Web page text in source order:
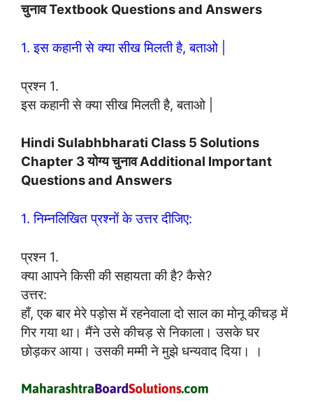
चुनाव Textbook Questions and Answers
1. इस कहानी से क्या सीख मिलती है, बताओ |
प्रश्न 1.
इस कहानी से क्या सीख मिलती है, बताओ |
Hindi Sulabhbharati Class 5 Solutions
Chapter 3 योग्‍य चुनाव Additional Important
Questions and Answers
1. निम्नलिखित प्रश्नों के उत्तर दीजिए:
प्रश्न 1.
क्या आपने किसी की सहायता की है? कैसे?
उत्तर:
हाँ, एक बार मेरे पड़ोस में रहनेवाला दो साल का मोनू कीचड़ में
गिर गया था। मैंने उसे कीचड़ से निकाला। उसके घर
छोड़कर आया। उसकी मम्मी ने मुझे धन्यवाद दिया। ।